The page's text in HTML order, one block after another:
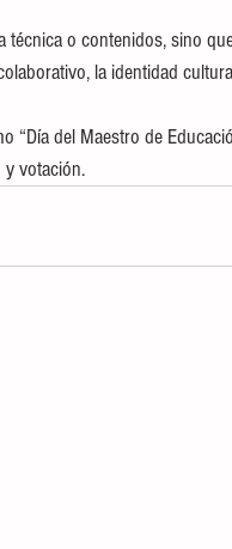
técnica o contenidos, sino
la identidad
“Día del Maestro de
y votación.